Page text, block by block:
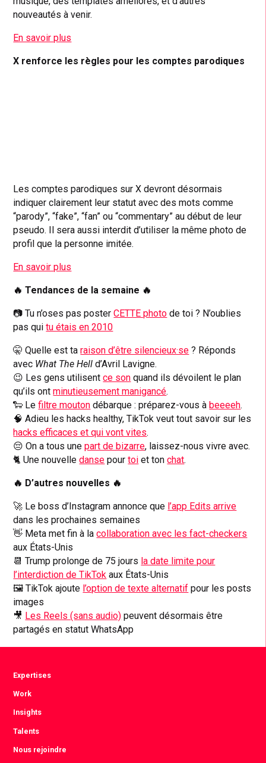
nouveautés à venir.
En savoir plus
X renforce les règles pour les comptes parodiques
Les comptes parodiques sur X devront désormais
indiquer clairement leur statut avec des mots comme
“parody”, “fake”, “fan” ou “commentary” au début de leur
pseudo. Il sera aussi interdit d’utiliser la même photo de
profil que la personne imitée.
En savoir plus
🔥 Tendances de la semaine 🔥
📷 Tu n’oses pas posterCETTE photo de toi ? N’oublies
pas quitu étais en 2010
🤫 Quelle est taraison d’être silencieux·se ? Réponds
avec What The Hell d’Avril Lavigne.
😉 Les gens utilisentce son quand ils dévoilent le plan
qu’ils ontminutieusement manigancé.
🐑 Lefiltre mouton débarque : préparez-vous àbeeeeh.
🧠 Adieu les hacks healthy, TikTok veut tout savoir sur les
hacks efficaces et qui vont vites.
😔 On a tous unepart de bizarre, laissez-nous vivre avec.
🐈 Une nouvelledanse pourtoi et tonchat.
🔥 D’autres nouvelles 🔥
🚀 Le boss d’Instagram annonce que l’app Edits arrive
dans les prochaines semaines
👋 Meta met fin à lacollaboration avec les fact-checkers
aux États-Unis
📆 Trump prolonge de 75 jours la date limite pour
l’interdiction de TikTok aux États-Unis
🖼️ TikTok ajoute l’option de texte alternatif pour les posts
images
🎥 Les Reels (sans audio) peuvent désormais être
partagés en statut WhatsApp
Expertises
Work
Insights
Talents
Nous rejoindre